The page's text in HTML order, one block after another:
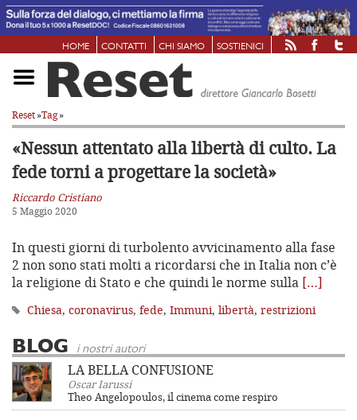
HOME CONTATTI CHI SIAMO SOSTIENICI
Reset»Tag»
«Nessun attentato alla libertà di culto. La
fede torni a progettare la società»
Riccardo Cristiano
5 Maggio 2020
In questi giorni di turbolento avvicinamento alla fase
2 non sono stati molti a ricordarsi che in Italia non c’è
la religione di Stato e che quindi le norme sulla […]
Chiesa, coronavirus, fede, Immuni, libertà, restrizioni
BLOG i nostri autori
LA BELLA CONFUSIONE
Oscar Iarussi
Theo Angelopoulos, il cinema come respiro